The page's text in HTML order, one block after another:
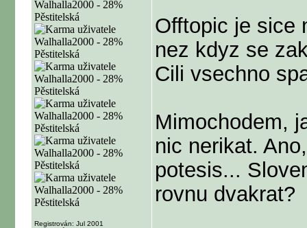
Registrován: Jul 2001
Offtopic je sice
nez kdyz se
Cili vsechno
Mimochodem,
nic nerikat.
potesis...
rovnu dvakrat?